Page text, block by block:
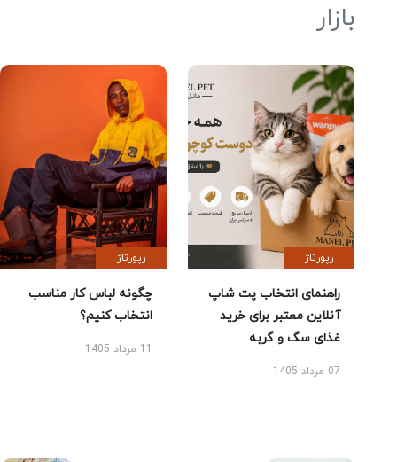
بازار
رپورتاژ
راهنمای انتخاب پت شاپ
آنلاین معتبر برای خرید
غذای سگ و گربه
07 مرداد 1405
رپورتاژ
چگونه لباس کار مناسب
انتخاب کنیم؟
11 مرداد 1405